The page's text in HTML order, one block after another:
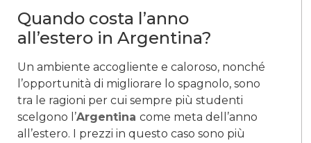
Quando costa l’anno
all’estero in Argentina?
Un ambiente accogliente e caloroso, nonché
l’opportunità di migliorare lo spagnolo, sono
tra le ragioni per cui sempre più studenti
scelgono l’Argentina come meta dell’anno
all’estero. I prezzi in questo caso sono più